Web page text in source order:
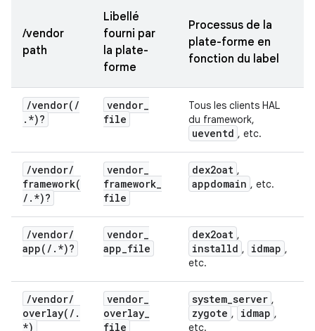
/vendor
path
Libellé
fourni par
la plate-
forme
Processus de la
plate-forme en
fonction du label
/vendor( /
. *)?
vendor_
file
Tous les clients HAL
du framework,
ueventd , etc.
/vendor/
framework(
/ . *)?
vendor_
framework_
file
dex2oat ,
appdomain , etc.
/vendor/
app( / . *)?
vendor_
app_file
dex2oat ,
installd , idmap ,
etc.
/vendor/
overlay( / .
*)
vendor_
overlay_
file
system_server ,
zygote , idmap ,
etc.